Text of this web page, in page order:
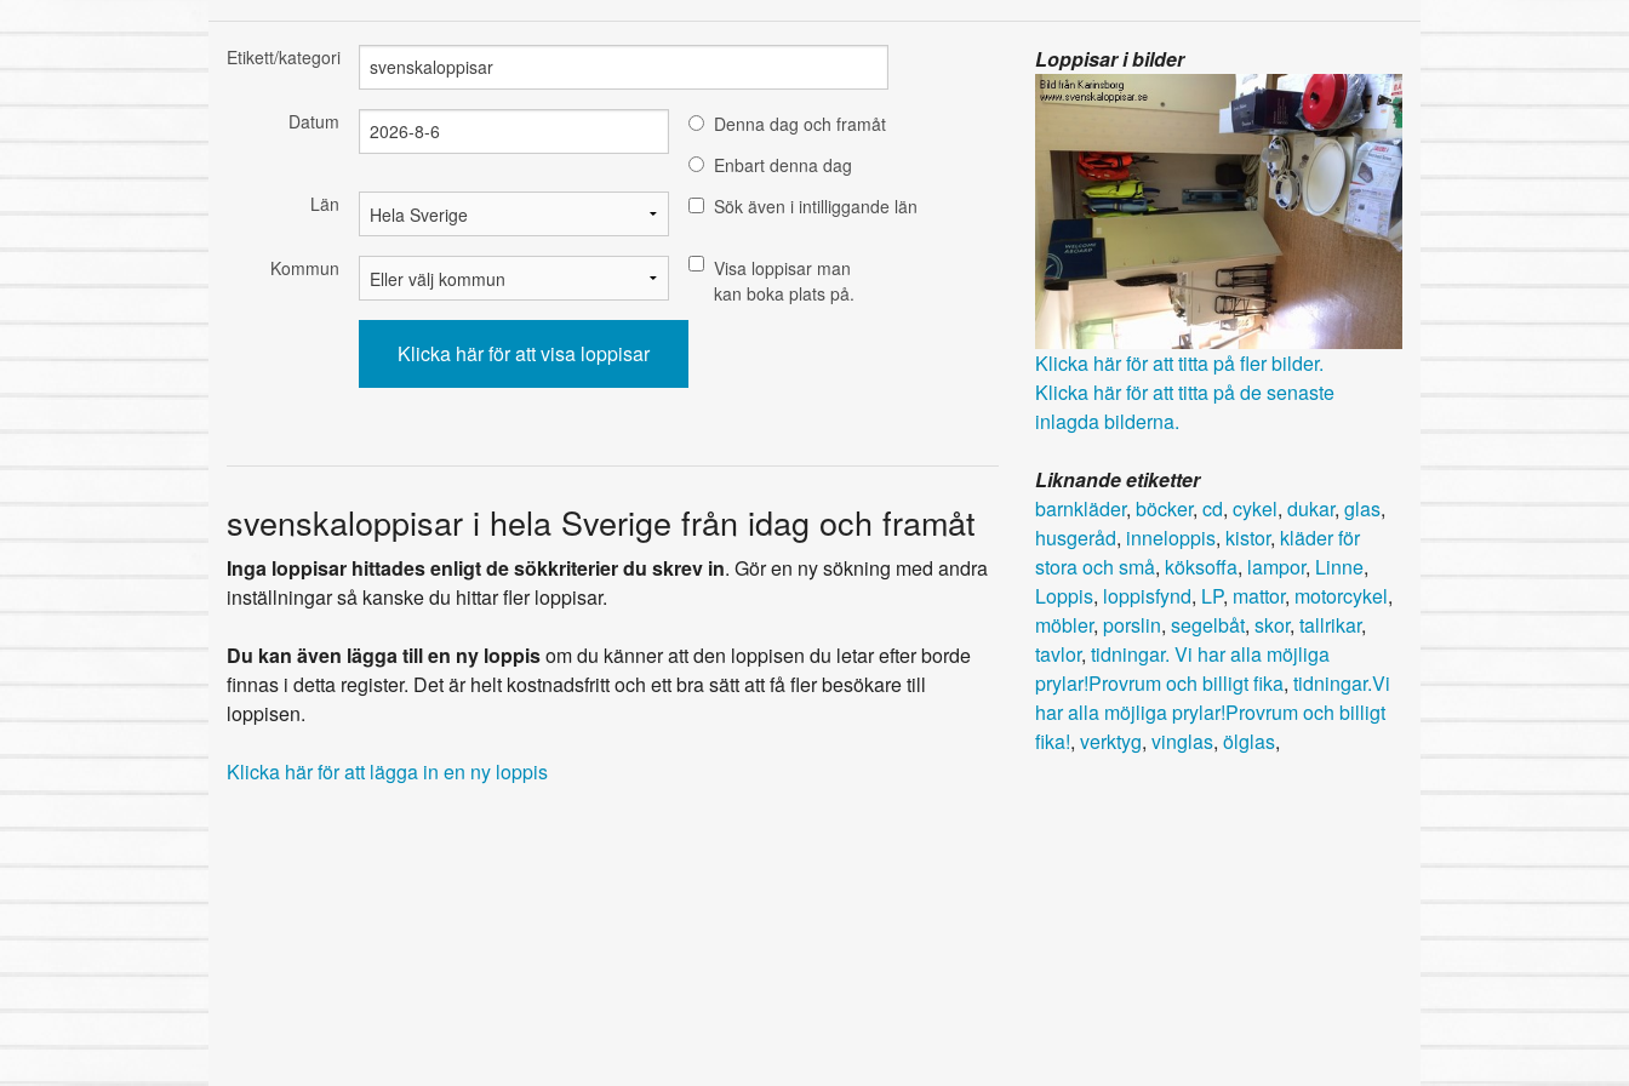
Etikett/kategori
Datum
Denna dag och framåt
Enbart denna dag
Län
Sök även i intilliggande län
Kommun
Visa loppisar man
kan boka plats på.
svenskaloppisar i hela Sverige från idag och framåt
Inga loppisar hittades enligt de sökkriterier du skrev in. Gör en ny sökning med andra
inställningar så kanske du hittar fler loppisar.
Du kan även lägga till en ny loppisom du känner att den loppisen du letar efter borde
finnas i detta register. Det är helt kostnadsfritt och ett bra sätt att få fler besökare till
loppisen.
Klicka här för att lägga in en ny loppis
Loppisar i bilder
Klicka här för att titta på fler bilder.
Klicka här för att titta på de senaste
inlagda bilderna.
Liknande etiketter
barnkläder, böcker, cd, cykel, dukar, glas,
husgeråd, inneloppis, kistor, kläder för
stora och små, köksoffa, lampor, Linne,
Loppis, loppisfynd, LP, mattor, motorcykel,
möbler, porslin, segelbåt, skor, tallrikar,
tavlor, tidningar. Vi har alla möjliga
prylar!Provrum och billigt fika, tidningar.Vi
har alla möjliga prylar!Provrum och billigt
fika!, verktyg, vinglas, ölglas,